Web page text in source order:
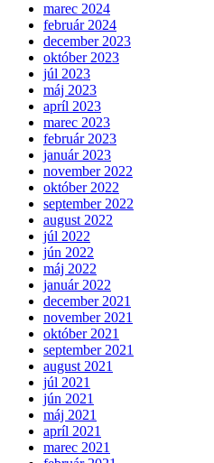
marec 2024
február 2024
december 2023
október 2023
júl 2023
máj 2023
apríl 2023
marec 2023
február 2023
január 2023
november 2022
október 2022
september 2022
august 2022
júl 2022
jún 2022
máj 2022
január 2022
december 2021
november 2021
október 2021
september 2021
august 2021
júl 2021
jún 2021
máj 2021
apríl 2021
marec 2021